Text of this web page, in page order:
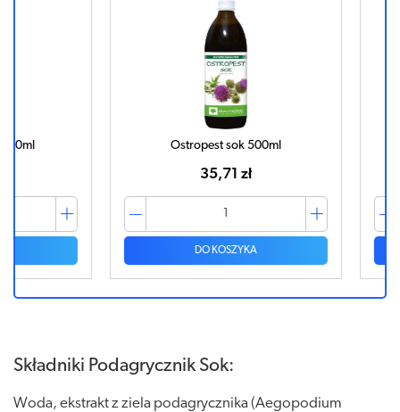
Ostropest sok 500ml
35,71 zł
DO KOSZYKA
Składniki Podagrycznik Sok:
Woda, ekstrakt z ziela podagrycznika (Aegopodium